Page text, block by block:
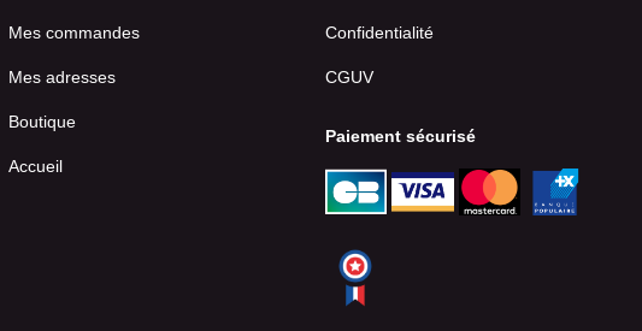
Mes commandes
Mes adresses
Boutique
Accueil
Confidentialité
CGUV
Paiement sécurisé